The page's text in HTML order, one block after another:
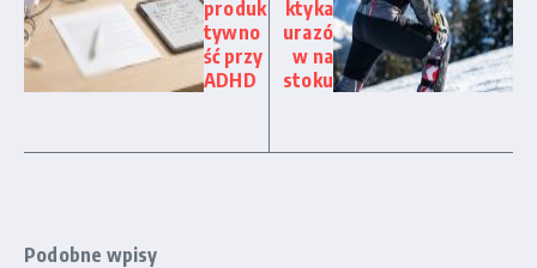
produk
tywno
ść przy
ADHD
ktyka
urazó
w na
stoku
Podobne wpisy